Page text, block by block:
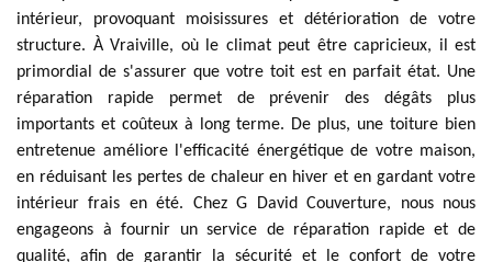
intérieur, provoquant moisissures et détérioration de votre
structure. À Vraiville, où le climat peut être capricieux, il est
primordial de s'assurer que votre toit est en parfait état. Une
réparation rapide permet de prévenir des dégâts plus
importants et coûteux à long terme. De plus, une toiture bien
entretenue améliore l'efficacité énergétique de votre maison,
en réduisant les pertes de chaleur en hiver et en gardant votre
intérieur frais en été. Chez G David Couverture, nous nous
engageons à fournir un service de réparation rapide et de
qualité, afin de garantir la sécurité et le confort de votre